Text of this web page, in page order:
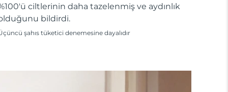
ciltlerinin daha tazelenmiş ve aydınlık
bildirdi.
şahıs tüketici denemesine dayalıdır